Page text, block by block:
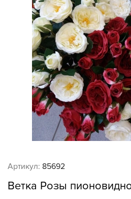
Артикул: 85692
Ветка Розы